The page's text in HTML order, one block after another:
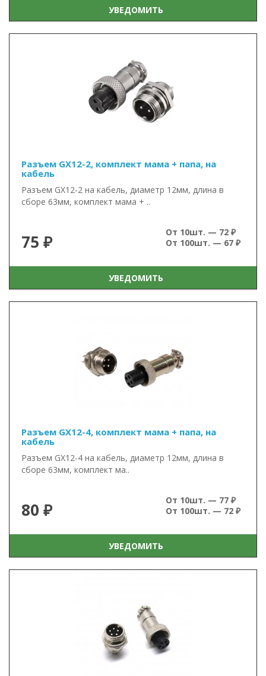
УВЕДОМИТЬ
Разъем GX12-2, комплект мама + папа, на
кабель
Разъем GX12-2 на кабель, диаметр 12мм, длина в
сборе 63мм, комплект мама + ..
75 ₽
От 10шт. — 72 ₽
От 100шт. — 67 ₽
УВЕДОМИТЬ
Разъем GX12-4, комплект мама + папа, на
кабель
Разъем GX12-4 на кабель, диаметр 12мм, длина в
сборе 63мм, комплект ма..
80 ₽
От 10шт. — 77 ₽
От 100шт. — 72 ₽
УВЕДОМИТЬ